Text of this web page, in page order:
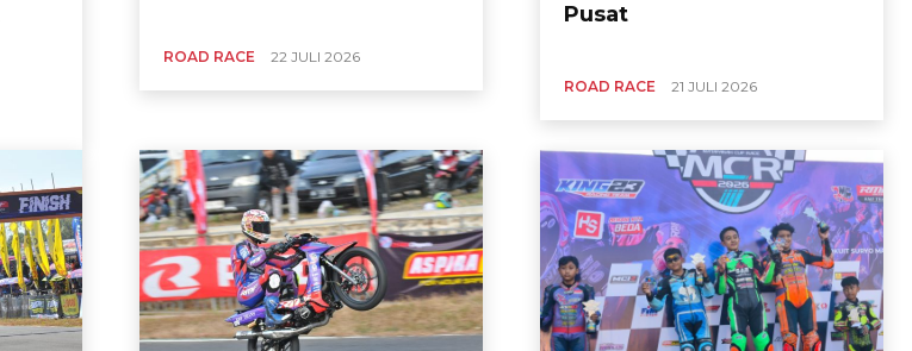
ROAD RACE 22 JULI 2026
Pusat
ROAD RACE 21 JULI 2026